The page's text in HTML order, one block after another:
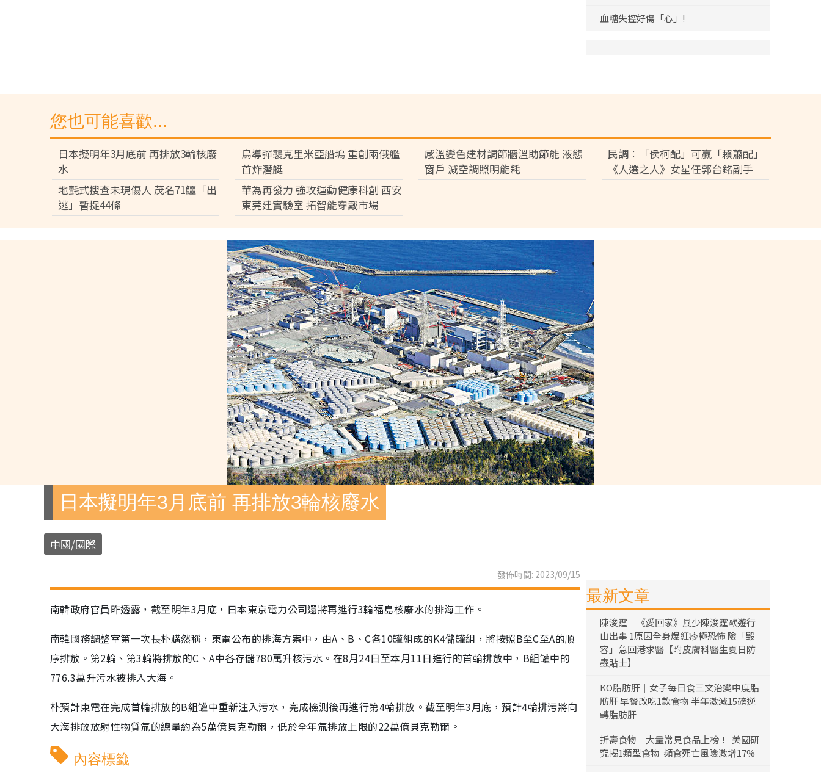
血糖失控好傷「心」!
您也可能喜歡...
日本擬明年3月底前 再排放3輪核廢
水
烏導彈襲克里米亞船塢 重創兩俄艦
首炸潛艇
感溫變色建材調節牆溫助節能 液態
窗戶 減空調照明能耗
民調︰「侯柯配」可贏「賴蕭配」
《人選之人》女星任郭台銘副手
地氈式搜查未現傷人 茂名71鱷「出
逃」暫捉44條
華為再發力 強攻運動健康科創 西安
東莞建實驗室 拓智能穿戴市場
日本擬明年3月底前 再排放3輪核廢水
中國/國際
發佈時間: 2023/09/15
南韓政府官員昨透露，截至明年3月底，日本東京電力公司還將再進行3輪福島核廢水的排海工作。
南韓國務調整室第一次長朴購然稱，東電公布的排海方案中，由A、B、C各10罐組成的K4儲罐組，將按照B至C至A的順
序排放。第2輪、第3輪將排放的C、A中各存儲780萬升核污水。在8月24日至本月11日進行的首輪排放中，B組罐中的
776.3萬升污水被排入大海。
朴預計東電在完成首輪排放的B組罐中重新注入污水，完成檢測後再進行第4輪排放。截至明年3月底，預計4輪排污將向
大海排放放射性物質氚的總量約為5萬億貝克勒爾，低於全年氚排放上限的22萬億貝克勒爾。
內容標籤
最新文章
陳浚霆｜《愛回家》風少陳浚霆歐遊行
山出事 1原因全身爆紅疹極恐怖 險「毀
容」急回港求醫【附皮膚科醫生夏日防
蟲貼士】
KO脂肪肝｜女子每日食三文治變中度脂
肪肝 早餐改吃1款食物 半年激減15磅逆
轉脂肪肝
折壽食物｜大量常見食品上榜！ 美國研
究揭1類型食物 頻食死亡風險激增17%